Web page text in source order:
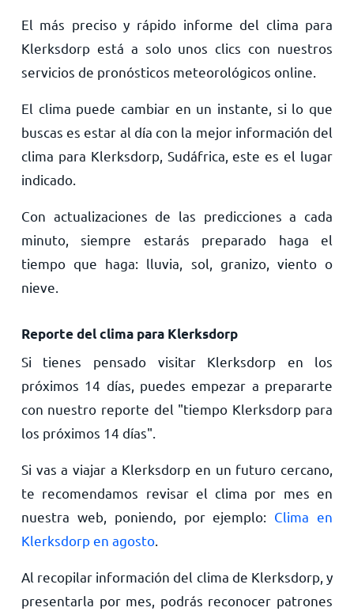
El más preciso y rápido informe del clima para
Klerksdorp está a solo unos clics con nuestros
servicios de pronósticos meteorológicos online.
El clima puede cambiar en un instante, si lo que
buscas es estar al día con la mejor información del
clima para Klerksdorp, Sudáfrica, este es el lugar
indicado.
Con actualizaciones de las predicciones a cada
minuto, siempre estarás preparado haga el
tiempo que haga: lluvia, sol, granizo, viento o
nieve.
Reporte del clima para Klerksdorp
Si tienes pensado visitar Klerksdorp en los
próximos 14 días, puedes empezar a prepararte
con nuestro reporte del "tiempo Klerksdorp para
los próximos 14 días".
Si vas a viajar a Klerksdorp en un futuro cercano,
te recomendamos revisar el clima por mes en
nuestra web, poniendo, por ejemplo: Clima en
Klerksdorp en agosto.
Al recopilar información del clima de Klerksdorp, y
presentarla por mes, podrás reconocer patrones